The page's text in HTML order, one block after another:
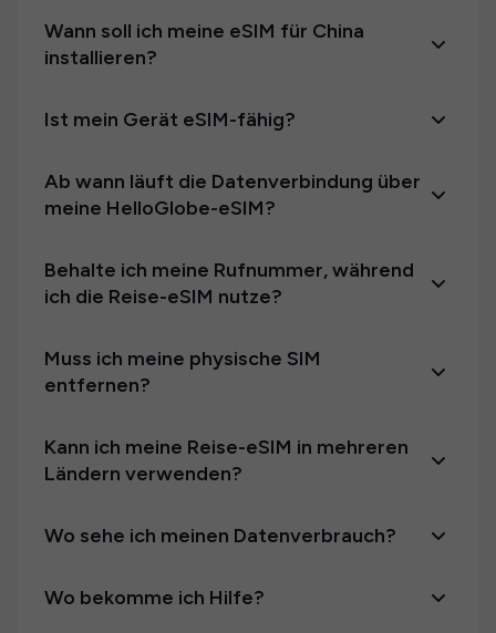
Wann soll ich meine eSIM für China
installieren?
Ist mein Gerät eSIM-fähig?
Ab wann läuft die Datenverbindung über
meine HelloGlobe-eSIM?
Behalte ich meine Rufnummer, während
ich die Reise-eSIM nutze?
Muss ich meine physische SIM
entfernen?
Kann ich meine Reise-eSIM in mehreren
Ländern verwenden?
Wo sehe ich meinen Datenverbrauch?
Wo bekomme ich Hilfe?